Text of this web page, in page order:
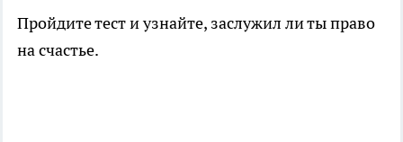
Пройдите тест и узнайте, заслужил ли ты право
на счастье.